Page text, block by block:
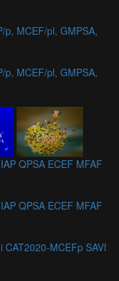
p, MCEF/pl, GMPSA,
p, MCEF/pl, GMPSA,
QPSA ECEF MFAF
QPSA ECEF MFAF
CAT2020-MCEFp SAVI